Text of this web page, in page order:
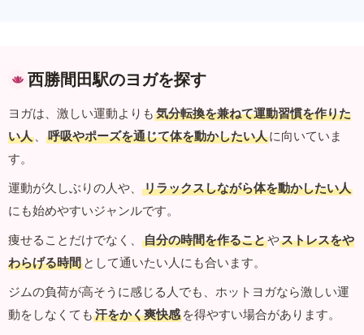
西勝間田駅のヨガを探す
ヨガは、激しい運動よりも 気分転換を兼ねて運動習慣を作りた
い人 、 呼吸やポーズを通じて体を動かしたい人に向いていま
す。
運動が久しぶりの人や、
リラックスしながら体を動かしたい人
にも始めやすいジャンルです。
痩せることだけでなく、
自分の時間を作ることやストレスをや
わらげる時間 として通いたい人にも合います。
ジムの負荷が高そうに感じる人でも、ホットヨガなら激しい運
動をしなくても 汗をかく爽快感 を得やすい場合があります。